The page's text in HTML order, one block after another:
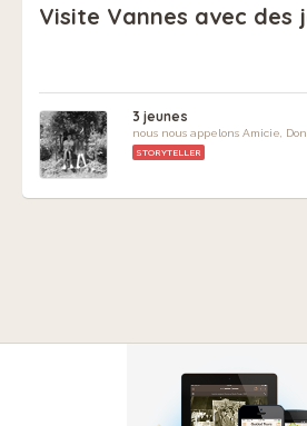
Visite Vannes avec des
3 jeunes
nous nous appelons Amicie,
STORYTELLER